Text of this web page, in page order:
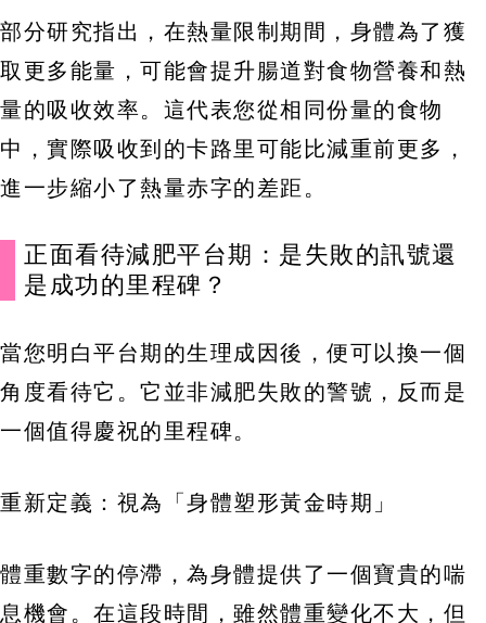
部分研究指出，在熱量限制期間，身體為了獲
取更多能量，可能會提升腸道對食物營養和熱
量的吸收效率。這代表您從相同份量的食物
中，實際吸收到的卡路里可能比減重前更多，
進一步縮小了熱量赤字的差距。
正面看待減肥平台期：是失敗的訊號還
是成功的里程碑？
當您明白平台期的生理成因後，便可以換一個
角度看待它。它並非減肥失敗的警號，反而是
一個值得慶祝的里程碑。
重新定義：視為「身體塑形黃金時期」
體重數字的停滯，為身體提供了一個寶貴的喘
息機會。在這段時間，雖然體重變化不大，但